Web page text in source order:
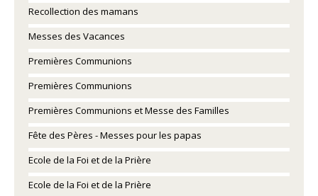
Recollection des mamans
Messes des Vacances
Premières Communions
Premières Communions
Premières Communions et Messe des Familles
Fête des Pères - Messes pour les papas
Ecole de la Foi et de la Prière
Ecole de la Foi et de la Prière